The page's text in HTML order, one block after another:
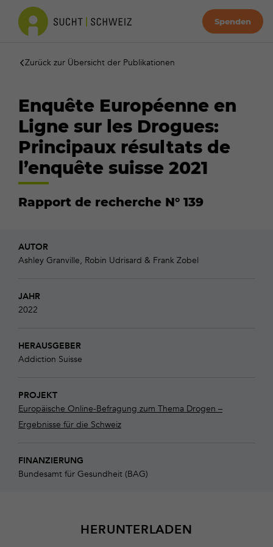
Spenden
Zurück zur Übersicht der Publikationen
Enquête Européenne en
Ligne sur les Drogues:
Principaux résultats de
l’enquête suisse 2021
Rapport de recherche N° 139
AUTOR
Ashley Granville, Robin Udrisard & Frank Zobel
JAHR
2022
HERAUSGEBER
Addiction Suisse
PROJEKT
Europäische Online-Befragung zum Thema Drogen –
Ergebnisse für die Schweiz
FINANZIERUNG
Bundesamt für Gesundheit (BAG)
HERUNTERLADEN